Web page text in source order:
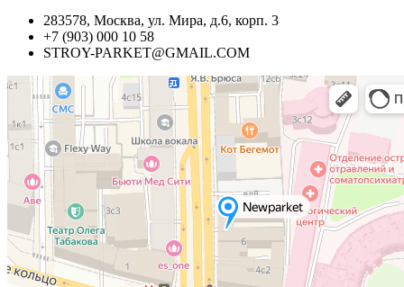
283578, Москва, ул. Мира, д.6, корп. 3
+7 (903) 000 10 58
STROY-PARKET@GMAIL.COM